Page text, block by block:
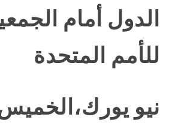
الدول أمام
للأمم المتحدة